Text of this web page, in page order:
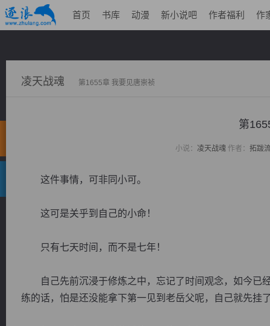
首页 书库 动漫 新小说吧 作者福利 作
凌天战魂 第1655章 我要见唐崇祯
第
小说： 凌天战魂作者： 拓跋
这件事情，可非同小可。
这可是关乎到自己的小命！
只有七天时间，而不是七年！
自己先前沉浸于修炼之中，忘记了时间观念，如今已
练的话，怕是还没能拿下第一见到老岳父呢，自己就先挂